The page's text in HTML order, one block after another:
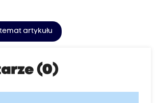
artykułu
(0)